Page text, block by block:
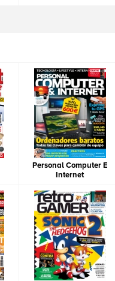
Personal Computer E
Internet